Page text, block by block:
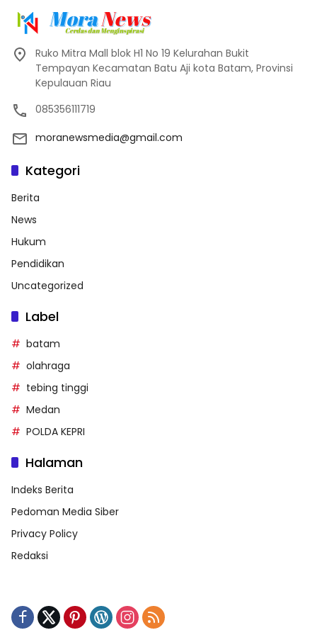
Ruko Mitra Mall blok H1 No 19 Kelurahan Bukit
Tempayan Kecamatan Batu Aji kota Batam, Provinsi
Kepulauan Riau
085356111719
moranewsmedia@gmail.com
Kategori
Berita
News
Hukum
Pendidikan
Uncategorized
Label
batam
olahraga
tebing tinggi
Medan
POLDA KEPRI
Halaman
Indeks Berita
Pedoman Media Siber
Privacy Policy
Redaksi